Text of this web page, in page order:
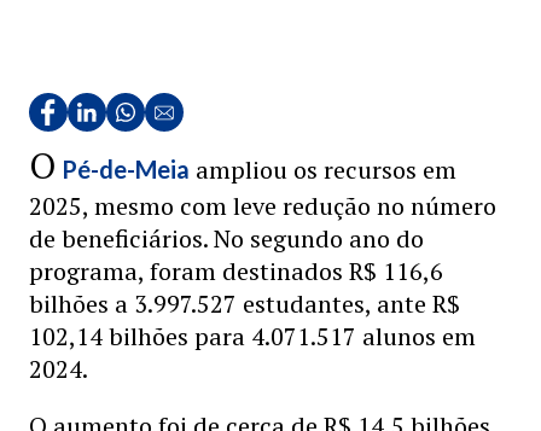
O Pé-de-Meia ampliou os recursos em
2025, mesmo com leve redução no número
de beneficiários. No segundo ano do
programa, foram destinados R$ 116,6
bilhões a 3.997.527 estudantes, ante R$
102,14 bilhões para 4.071.517 alunos em
2024.